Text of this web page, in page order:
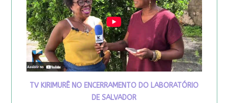
TV KIRIMURÊ NO ENCERRAMENTO DO LABORATÓRIO
DE SALVADOR